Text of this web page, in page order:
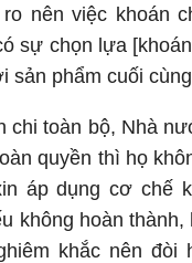
nên việc khoán
sự chọn lựa
sản phẩm cuối
chi toàn bộ, Nhà
quyền thì họ
áp dụng cơ chế
không hoàn thành,
khắc nên đòi